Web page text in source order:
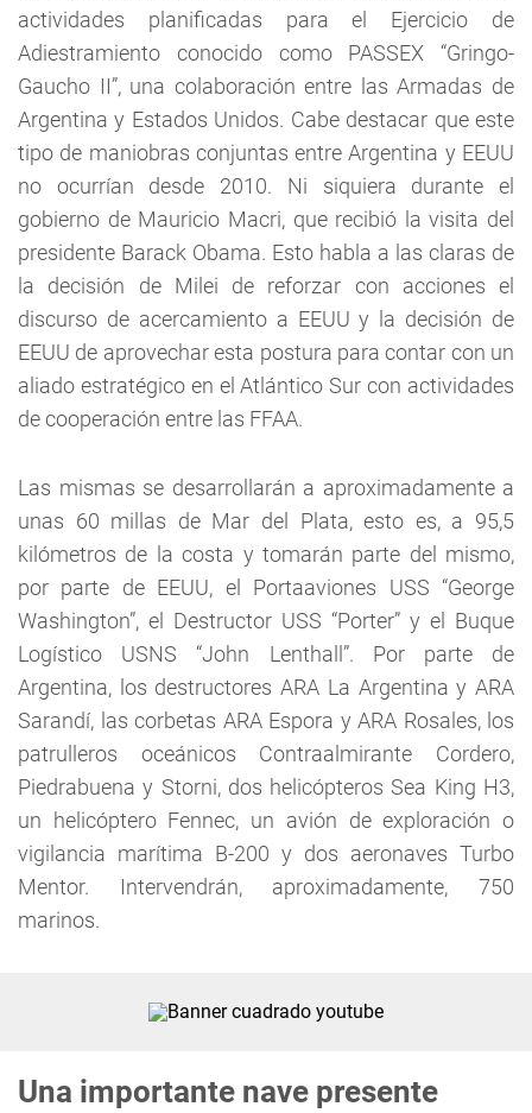
actividades planificadas para el Ejercicio de
Adiestramiento conocido como PASSEX “Gringo-
Gaucho II”, una colaboración entre las Armadas de
Argentina y Estados Unidos. Cabe destacar que este
tipo de maniobras conjuntas entre Argentina y EEUU
no ocurrían desde 2010. Ni siquiera durante el
gobierno de Mauricio Macri, que recibió la visita del
presidente Barack Obama. Esto habla a las claras de
la decisión de Milei de reforzar con acciones el
discurso de acercamiento a EEUU y la decisión de
EEUU de aprovechar esta postura para contar con un
aliado estratégico en el Atlántico Sur con actividades
de cooperación entre las FFAA.
Las mismas se desarrollarán a aproximadamente a
unas 60 millas de Mar del Plata, esto es, a 95,5
kilómetros de la costa y tomarán parte del mismo,
por parte de EEUU, el Portaaviones USS “George
Washington”, el Destructor USS “Porter” y el Buque
Logístico USNS “John Lenthall”. Por parte de
Argentina, los destructores ARA La Argentina y ARA
Sarandí, las corbetas ARA Espora y ARA Rosales, los
patrulleros oceánicos Contraalmirante Cordero,
Piedrabuena y Storni, dos helicópteros Sea King H3,
un helicóptero Fennec, un avión de exploración o
vigilancia marítima B-200 y dos aeronaves Turbo
Mentor. Intervendrán, aproximadamente, 750
marinos.
Una importante nave presente